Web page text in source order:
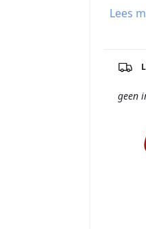
Lees
geen